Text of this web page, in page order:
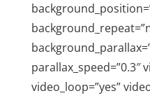
parallax_speed=”0.3″
video_loop=”yes”